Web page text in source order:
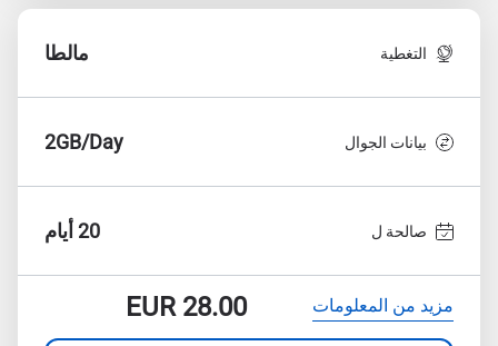
التغطية مالطا
بيانات الجوال 2GB/Day
صالحة ل 20 أيام
مزيد من المعلومات EUR28.00